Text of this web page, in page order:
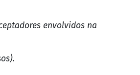
envolvidos na